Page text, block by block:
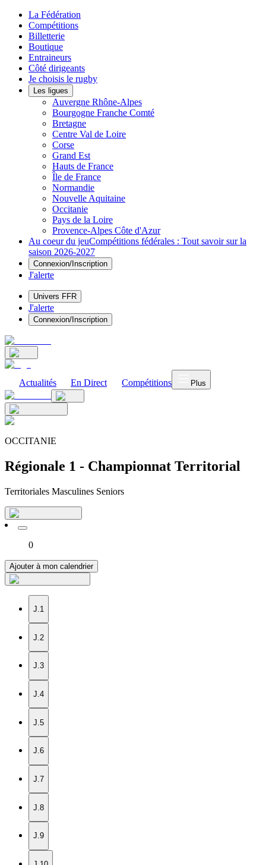
La Fédération
Compétitions
Billetterie
Boutique
Entraineurs
Côté dirigeants
Je choisis le rugby
Les ligues
Auvergne Rhône-Alpes
Bourgogne Franche Comté
Bretagne
Centre Val de Loire
Corse
Grand Est
Hauts de France
Île de France
Normandie
Nouvelle Aquitaine
Occitanie
Pays de la Loire
Provence-Alpes Côte d'Azur
Au coeur du jeuCompétitions fédérales : Tout savoir sur la
saison 2026-2027
Connexion/Inscription
J'alerte
Univers FFR
J'alerte
Connexion/Inscription
Actualités En Direct Compétitions Plus
OCCITANIE
Régionale 1 - Championnat Territorial
Territoriales Masculines Seniors
0
Ajouter à mon calendrier
J.1
J.2
J.3
J.4
J.5
J.6
J.7
J.8
J.9